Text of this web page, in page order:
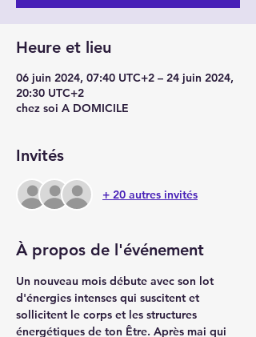
Heure et lieu
06 juin 2024, 07:40 UTC+2 – 24 juin 2024,
20:30 UTC+2
chez soi A DOMICILE
Invités
+ 20 autres invités
À propos de l'événement
Un nouveau mois débute avec son lot
d'énergies intenses qui suscitent et
sollicitent le corps et les structures
énergétiques de ton Être. Après mai qui